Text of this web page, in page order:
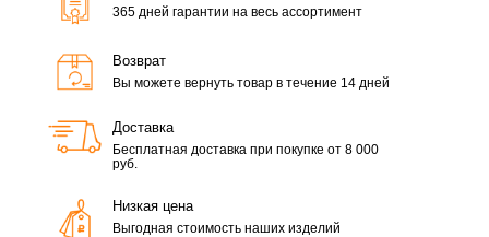
365 дней гарантии на весь ассортимент
Возврат
Вы можете вернуть товар в течение 14 дней
Доставка
Бесплатная доставка при покупке от 8 000
руб.
Низкая цена
Выгодная стоимость наших изделий